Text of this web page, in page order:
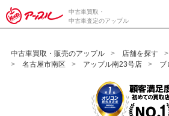
/*ABテスト_新規査定フォームの為の
中古車買取・
中古車査定のアップル
中古車買取・販売のアップル 店舗を探す
名古屋市南区
アップル南23号店 ブ